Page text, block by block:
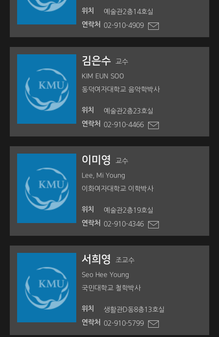
위치
예술관2층14호실
연락처
02-910-4909
김은수 교수
KIM EUN SOO
동덕여자대학교 음악학박사
위치
예술관2층23호실
연락처
02-910-4466
이미영 교수
Lee, Mi Young
이화여자대학교 이학박사
위치
예술관2층19호실
연락처
02-910-4346
서희영 조교수
Seo Hee Young
국민대학교 철학박사
위치
생활관D동8층13호실
연락처
02-910-5799